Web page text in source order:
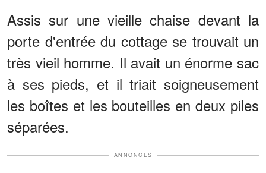
Assis sur une vieille chaise devant la
porte d'entrée du cottage se trouvait un
très vieil homme. Il avait un énorme sac
à ses pieds, et il triait soigneusement
les boîtes et les bouteilles en deux piles
séparées.
ANNONCES